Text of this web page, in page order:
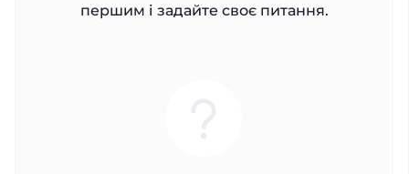
першим і задайте своє питання.